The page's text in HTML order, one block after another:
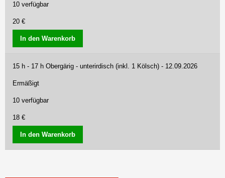
10 verfügbar
20 €
In den Warenkorb
15 h - 17 h Obergärig - unterirdisch (inkl. 1 Kölsch) - 12.09.2026
Ermäßigt
10 verfügbar
18 €
In den Warenkorb